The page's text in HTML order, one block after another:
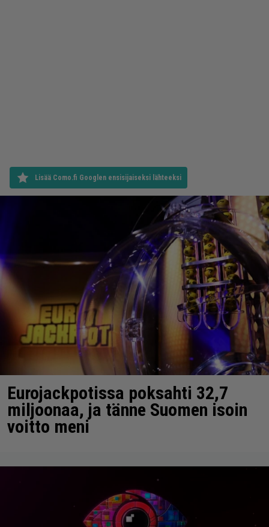
Lisää Como.fi Googlen ensisijaiseksi lähteeksi
Eurojackpotissa poksahti 32,7
miljoonaa, ja tänne Suomen isoin
voitto meni